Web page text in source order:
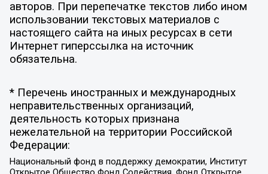
авторов. При перепечатке текстов либо ином
использовании текстовых материалов с
настоящего сайта на иных ресурсах в сети
Интернет гиперссылка на источник
обязательна.
* Перечень иностранных и международных
неправительственных организаций,
деятельность которых признана
нежелательной на территории Российской
Федерации:
Национальный фонд в поддержку демократии, Институт